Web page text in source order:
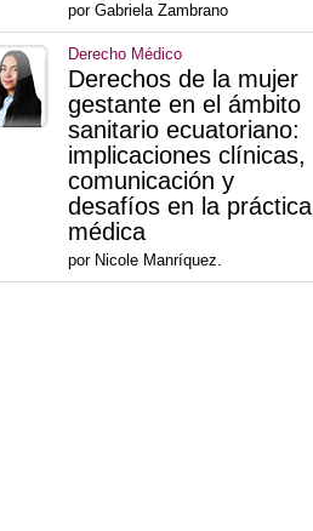
por Gabriela Zambrano
Derecho Médico
Derechos de la mujer
gestante en el ámbito
sanitario ecuatoriano:
implicaciones clínicas,
comunicación y
desafíos en la práctica
médica
por Nicole Manríquez.